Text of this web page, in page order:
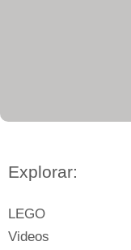
Explorar:
LEGO
Videos